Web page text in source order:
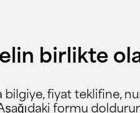
birlikte
bilgiye, fiyat teklifine,
formu